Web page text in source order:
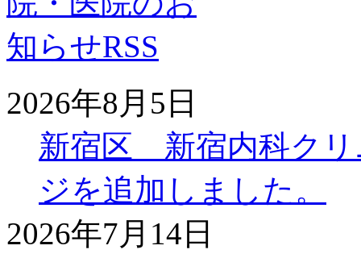
2026年8月5日
新宿区 新宿内科クリ
ジを追加しました。
2026年7月14日